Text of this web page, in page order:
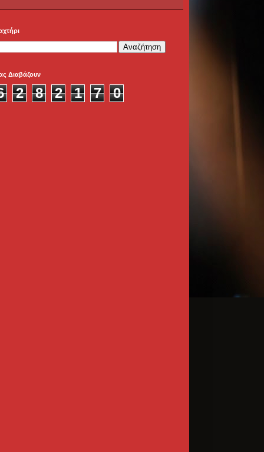
Διαβάζουν
2 8 2 1 7 0